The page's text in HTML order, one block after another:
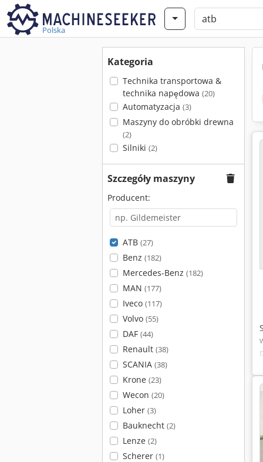
Polska
Kategoria
Technika transportowa &
technika napędowa (20)
Automatyzacja (3)
Maszyny do obróbki drewna
(2)
Silniki (2)
Szczegóły maszyny
Producent:
ATB (27)
Benz (182)
Mercedes-Benz (182)
MAN (177)
Iveco (117)
Volvo (55)
DAF (44)
Renault (38)
SCANIA (38)
Krone (23)
Wecon (20)
Loher (3)
Bauknecht (2)
Lenze (2)
Scherer (1)